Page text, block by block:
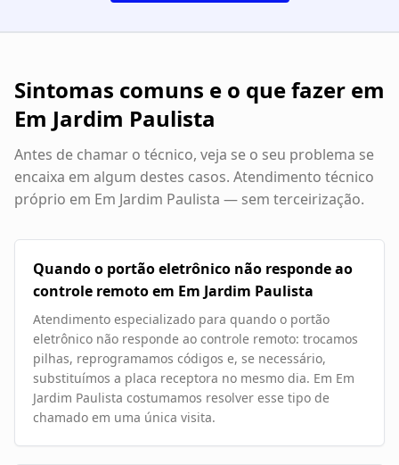
Sintomas comuns e o que fazer em
Em Jardim Paulista
Antes de chamar o técnico, veja se o seu problema se
encaixa em algum destes casos. Atendimento técnico
próprio em Em Jardim Paulista — sem terceirização.
Quando o portão eletrônico não responde ao
controle remoto em Em Jardim Paulista
Atendimento especializado para quando o portão
eletrônico não responde ao controle remoto: trocamos
pilhas, reprogramamos códigos e, se necessário,
substituímos a placa receptora no mesmo dia. Em Em
Jardim Paulista costumamos resolver esse tipo de
chamado em uma única visita.